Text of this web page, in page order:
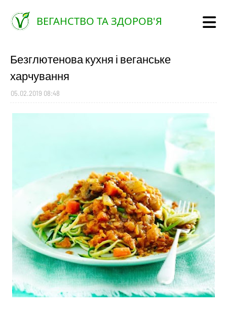
ВЕГАНСТВО ТА ЗДОРОВ'Я
Безглютенова кухня і веганське
харчування
05.02.2019 08:48